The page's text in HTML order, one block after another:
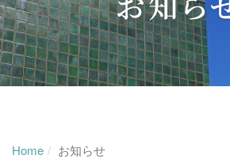
Home お知らせ